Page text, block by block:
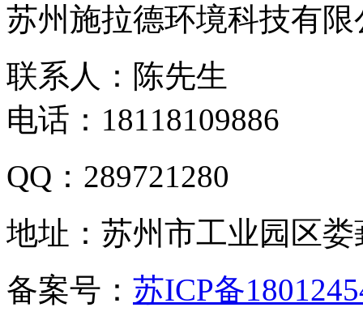
苏州施拉德环境科技有限
联系人：陈先生
电话：18118109886
QQ：289721280
地址：苏州市工业园区
备案号： 苏ICP备